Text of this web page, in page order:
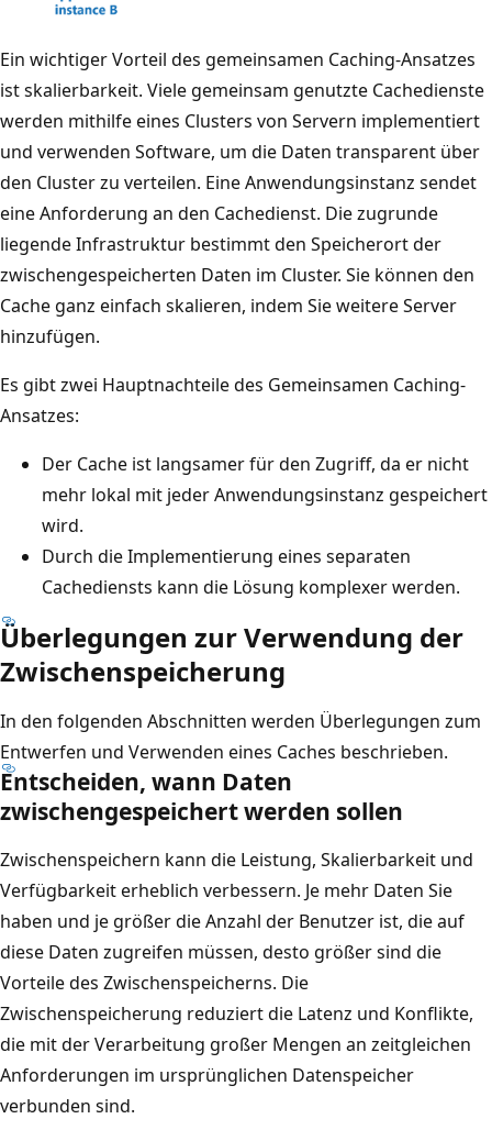
e
i
c
h
e
r
i
n
k
o
n
s
i
n
m
e
h
r
e
e
n
A
n
w
e
n
d
u
D
i
a
g
r
a
m
m
,
d
s
z
w
i
e
i
n
g
e
m
e
i
n
s
a
m
g
e
Ein wichtiger Vorteil des gemeinsamen Caching-Ansatzes
ist skalierbarkeit. Viele gemeinsam genutzte Cachedienste
werden mithilfe eines Clusters von Servern implementiert
und verwenden Software, um die Daten transparent über
den Cluster zu verteilen. Eine Anwendungsinstanz sendet
eine Anforderung an den Cachedienst. Die zugrunde
liegende Infrastruktur bestimmt den Speicherort der
zwischengespeicherten Daten im Cluster. Sie können den
Cache ganz einfach skalieren, indem Sie weitere Server
hinzufügen.
Es gibt zwei Hauptnachteile des Gemeinsamen Caching-
Ansatzes:
Der Cache ist langsamer für den Zugriff, da er nicht
mehr lokal mit jeder Anwendungsinstanz gespeichert
wird.
Durch die Implementierung eines separaten
Cachediensts kann die Lösung komplexer werden.
Überlegungen zur Verwendung der
Zwischenspeicherung
In den folgenden Abschnitten werden Überlegungen zum
Entwerfen und Verwenden eines Caches beschrieben.
Entscheiden, wann Daten
zwischengespeichert werden sollen
Zwischenspeichern kann die Leistung, Skalierbarkeit und
Verfügbarkeit erheblich verbessern. Je mehr Daten Sie
haben und je größer die Anzahl der Benutzer ist, die auf
diese Daten zugreifen müssen, desto größer sind die
Vorteile des Zwischenspeicherns. Die
Zwischenspeicherung reduziert die Latenz und Konflikte,
die mit der Verarbeitung großer Mengen an zeitgleichen
Anforderungen im ursprünglichen Datenspeicher
verbunden sind.